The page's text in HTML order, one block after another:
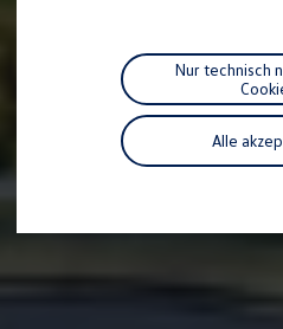
Individualisieren
Wallbox und
Digitale Extras
Dienste für Ihr
Volkswagen
Handy und
Warn- und
Alle
Nur technisch